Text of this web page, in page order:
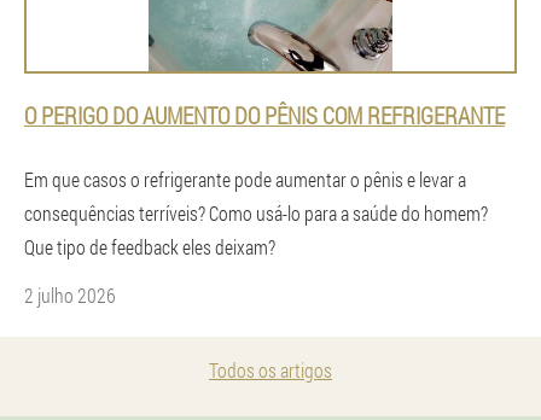
O PERIGO DO AUMENTO DO PÊNIS COM REFRIGERANTE
Em que casos o refrigerante pode aumentar o pênis e levar a
consequências terríveis? Como usá-lo para a saúde do homem?
Que tipo de feedback eles deixam?
2 julho 2026
Todos os artigos